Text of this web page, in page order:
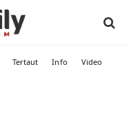
Tertaut Info Video